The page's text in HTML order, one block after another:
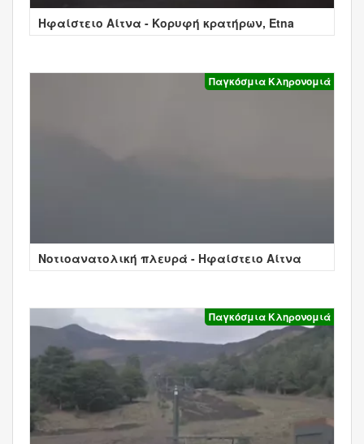
Ηφαίστειο Αίτνα - Κορυφή κρατήρων, Etna
Παγκόσμια Κληρονομιά
Νοτιοανατολική πλευρά - Ηφαίστειο Αίτνα
Παγκόσμια Κληρονομιά